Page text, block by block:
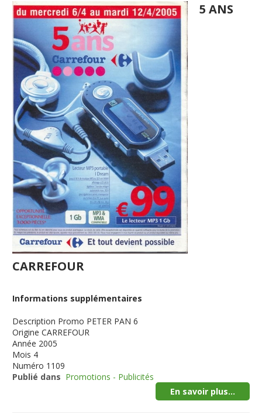
5 ANS
CARREFOUR
Informations supplémentaires
Description Promo PETER PAN 6
Origine CARREFOUR
Année 2005
Mois 4
Numéro 1109
Publié dans Promotions - Publicités
En savoir plus...